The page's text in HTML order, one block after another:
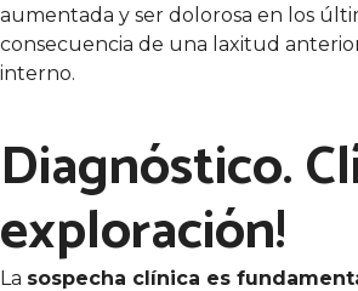
aumentada y ser dolorosa en los
consecuencia de una laxitud
interno.
Diagnóstico.
exploración!
La sospecha clínica es